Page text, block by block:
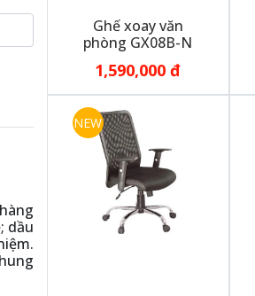
dầu
Ghế xoay văn
phòng GX08B-N
1,590,000 đ
NEW